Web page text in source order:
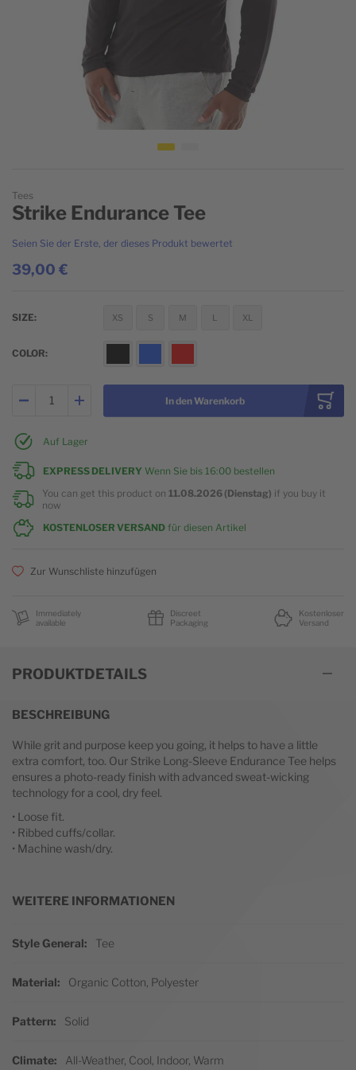
Tees
Strike Endurance Tee
Seien Sie der Erste, der dieses Produkt bewertet
39,00 €
SIZE XS S M L XL
COLOR
In den Warenkorb
Auf Lager
EXPRESS DELIVERY Wenn Sie bis 16:00bestellen
You can get this product on 11.08.2026 (Dienstag) if you buy it
now
KOSTENLOSER VERSAND für diesen Artikel
Zur Wunschliste hinzufügen
Immediately
available
Discreet
Packaging
Kostenloser
Versand
PRODUKTDETAILS
BESCHREIBUNG
While grit and purpose keep you going, it helps to have a little
extra comfort, too. Our Strike Long-Sleeve Endurance Tee helps
ensures a photo-ready finish with advanced sweat-wicking
technology for a cool, dry feel.
• Loose fit.
• Ribbed cuffs/collar.
• Machine wash/dry.
WEITERE INFORMATIONEN
Style General
Tee
Material Organic Cotton, Polyester
Pattern Solid
Climate All-Weather, Cool, Indoor, Warm